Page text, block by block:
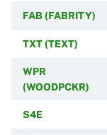
FAB (FABRITY)
TXT (TEXT)
WPR
(WOODPCKR)
S4E